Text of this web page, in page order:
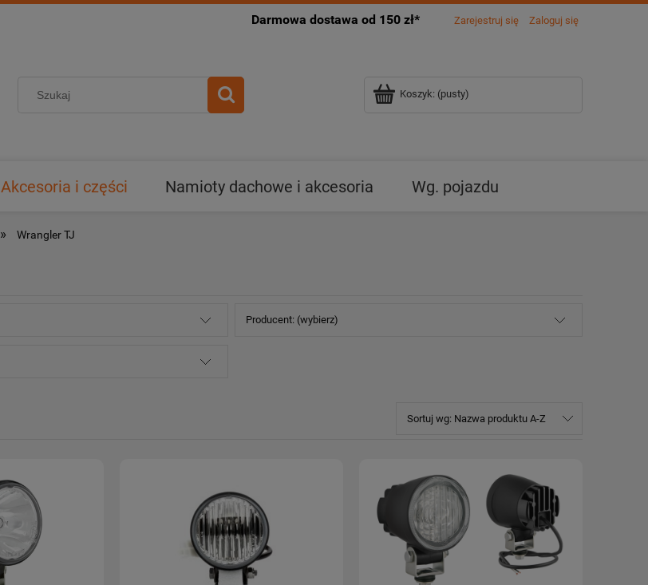
Darmowa dostawa od 150 zł* Zarejestruj się Zaloguj się
Koszyk: (pusty)
Akcesoria i części Namioty dachowe i akcesoria
Wg. pojazdu
» Wrangler TJ
Producent: (wybierz)
Sortuj wg: Nazwa produktu A-Z